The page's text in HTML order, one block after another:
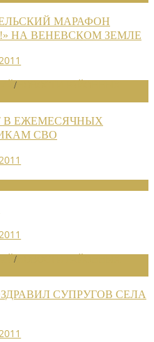
МАРАФОН
НА ВЕНЕВСКОМ ЗЕМЛЕ
/
ЕЖЕМЕСЯЧНЫХ
СВО
/
СУПРУГОВ СЕЛА